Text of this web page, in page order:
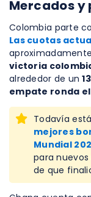
Mercados
Colombia parte
Las cuotas
victoria
alrededor de un
empate ronda el
Todavía
mejores
Mundial
para
de que